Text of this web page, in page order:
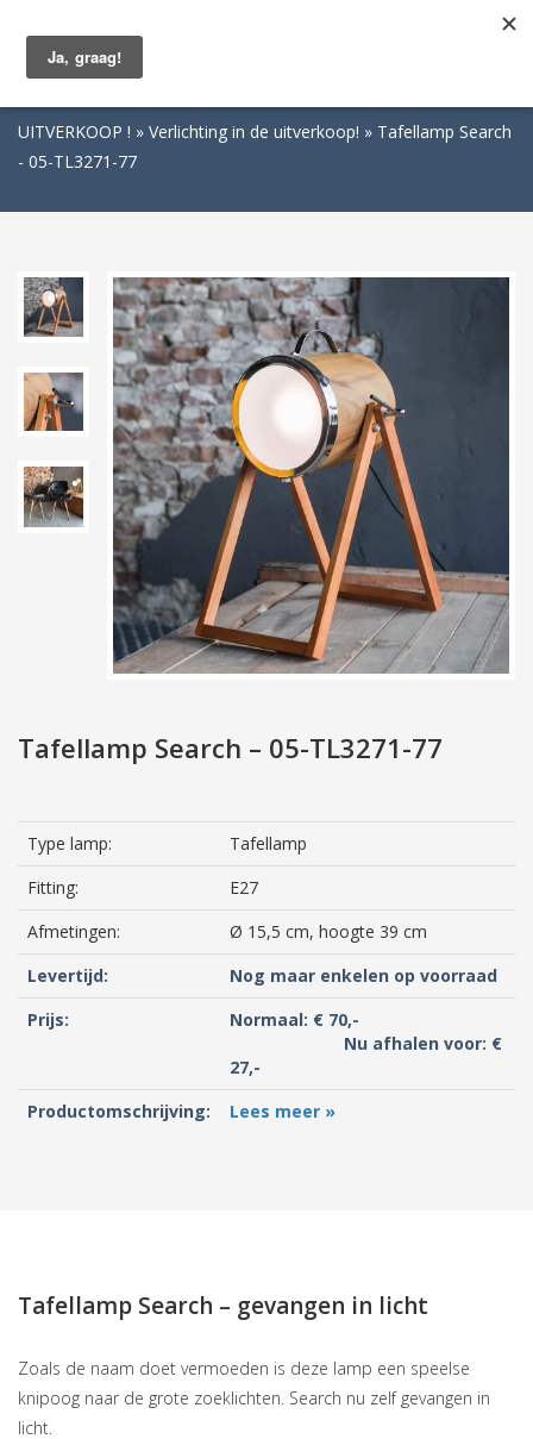
UITVERKOOP ! Verlichting in de uitverkoop!
Tafellamp Search
- 05-TL3271-77
Tafellamp Search – 05-TL3271-77
Type lamp:
Tafellamp
Fitting:
E27
Afmetingen:
Ø 15,5 cm, hoogte 39 cm
Levertijd:
Nog maar enkelen op voorraad
Prijs:
Normaal: € 70,-
Nu afhalen voor: €
27,-
Productomschrijving:
Lees meer »
Tafellamp Search – gevangen in licht
Zoals de naam doet vermoeden is deze lamp een speelse
knipoog naar de grote zoeklichten. Search nu zelf gevangen in
licht.